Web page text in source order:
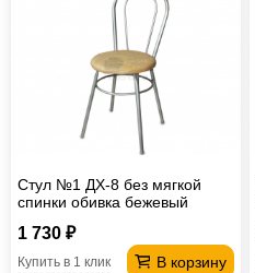
Стул №1 ДХ-8 без мягкой
спинки обивка бежевый
1 730 ₽
В корзину
Купить в 1 клик